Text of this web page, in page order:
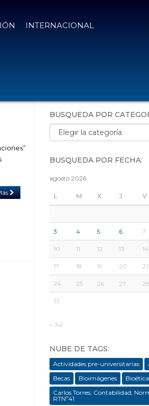
INTERNACIONAL
BÚSQUEDA POR
Búsqueda por categorías:
BÚSQUEDA POR FECHA:
agosto 2026
L M X J V
3 4 5 6 7
10 11 12 13 14
17 18 19 20 21
24 25 26 27 28
31
« Jul
NUBE DE TAGS:
Actividades pre-universitarias
Becas
Bioimágenes
Bioética
Carlos Torres; Contabilidad;
RTNº41